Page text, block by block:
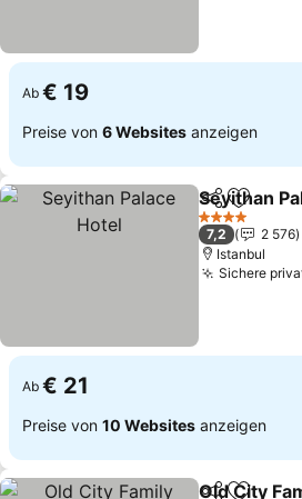
Ab € 19
Preise von 6 Websites anzeigen
TeilenZu
Seyithan
4 Sterne
7,2
2 576
Istanbul
Sichere
Ab € 21
Preise von 10 Websites anzeigen
Old City